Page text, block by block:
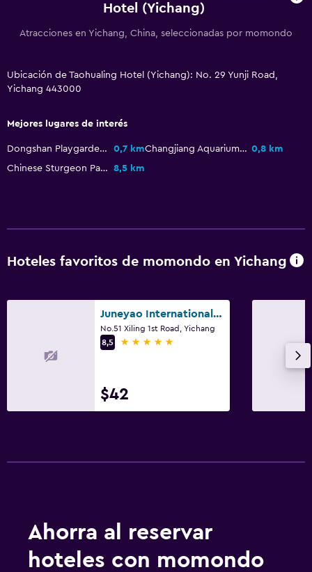
Hotel (Yichang)
Atracciones en Yichang, China, seleccionadas por momondo
Ubicación de Taohualing Hotel (Yichang): No. 29 Yunji Road,
Yichang 443000
Mejores lugares de interés
Dongshan Playgarden of Yichang 0,7 km Changjiang Aquarium World 0,8 km
Chinese Sturgeon Park
8,5 km
Hoteles favoritos de momondo en Yichang
Juneyao International Hotel
No.51 Xiling 1st Road, Yichang
8,5
5 estrellas
$42
Ahorra al reservar
hoteles con momondo